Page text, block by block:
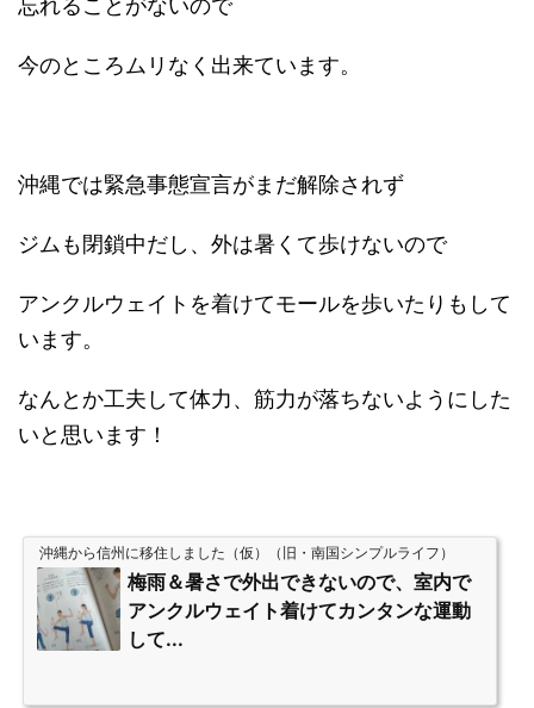
忘れることがないので
今のところムリなく出来ています。
沖縄では緊急事態宣言がまだ解除されず
ジムも閉鎖中だし、外は暑くて歩けないので
アンクルウェイトを着けてモールを歩いたりもして
います。
なんとか工夫して体力、筋力が落ちないようにした
いと思います！
沖縄から信州に移住しました（仮）（旧・南国シンプルライフ）
梅雨＆暑さで外出できないので、室内で
アンクルウェイト着けてカンタンな運動
して...